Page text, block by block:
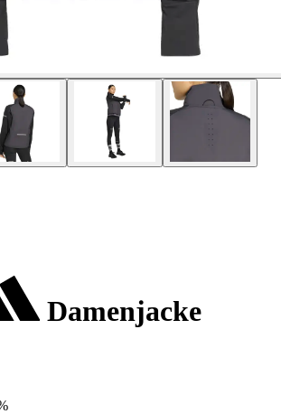
Damenjacke